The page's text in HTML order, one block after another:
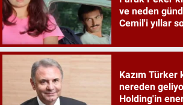
ve neden
Cemil'i yıllar
Kazım Türker
nereden
Holding'in